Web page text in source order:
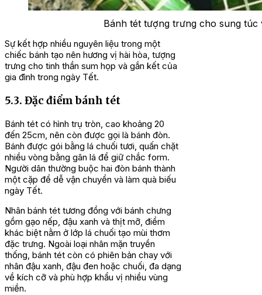
Bánh tét tượng trưng cho sung
Sự kết hợp nhiều nguyên liệu trong một
chiếc bánh tạo nên hương vị hài hòa, tượng
trưng cho tinh thần sum họp và gắn kết của
gia đình trong ngày Tết.
5.3. Đặc điểm bánh tét
Bánh tét có hình trụ tròn, cao khoảng 20
đến 25cm, nên còn được gọi là bánh đòn.
Bánh được gói bằng lá chuối tươi, quấn chặt
nhiều vòng bằng gân lá để giữ chắc form.
Người dân thường buộc hai đòn bánh thành
một cặp để dễ vận chuyển và làm quà biếu
ngày Tết.
Nhân bánh tét tương đồng với bánh chưng
gồm gạo nếp, đậu xanh và thịt mỡ, điểm
khác biệt nằm ở lớp lá chuối tạo mùi thơm
đặc trưng. Ngoài loại nhân mặn truyền
thống, bánh tét còn có phiên bản chay với
nhân đậu xanh, đậu đen hoặc chuối, đa dạng
về kích cỡ và phù hợp khẩu vị nhiều vùng
miền.